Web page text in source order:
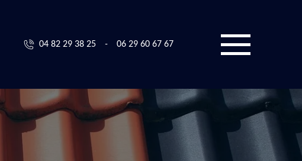
04 82 29 38 25 - 06 29 60 67 67